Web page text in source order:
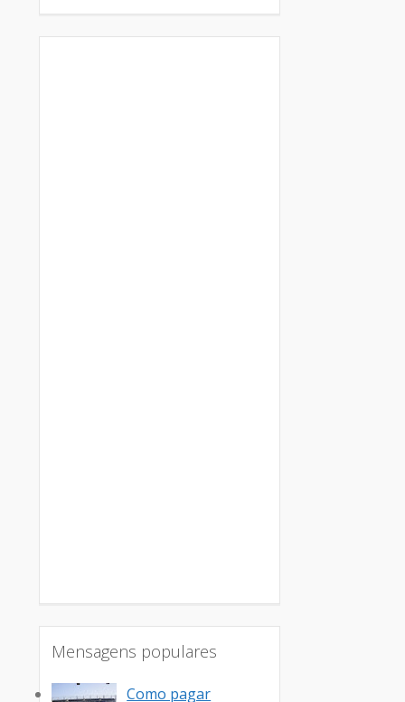
Mensagens populares
Como pagar